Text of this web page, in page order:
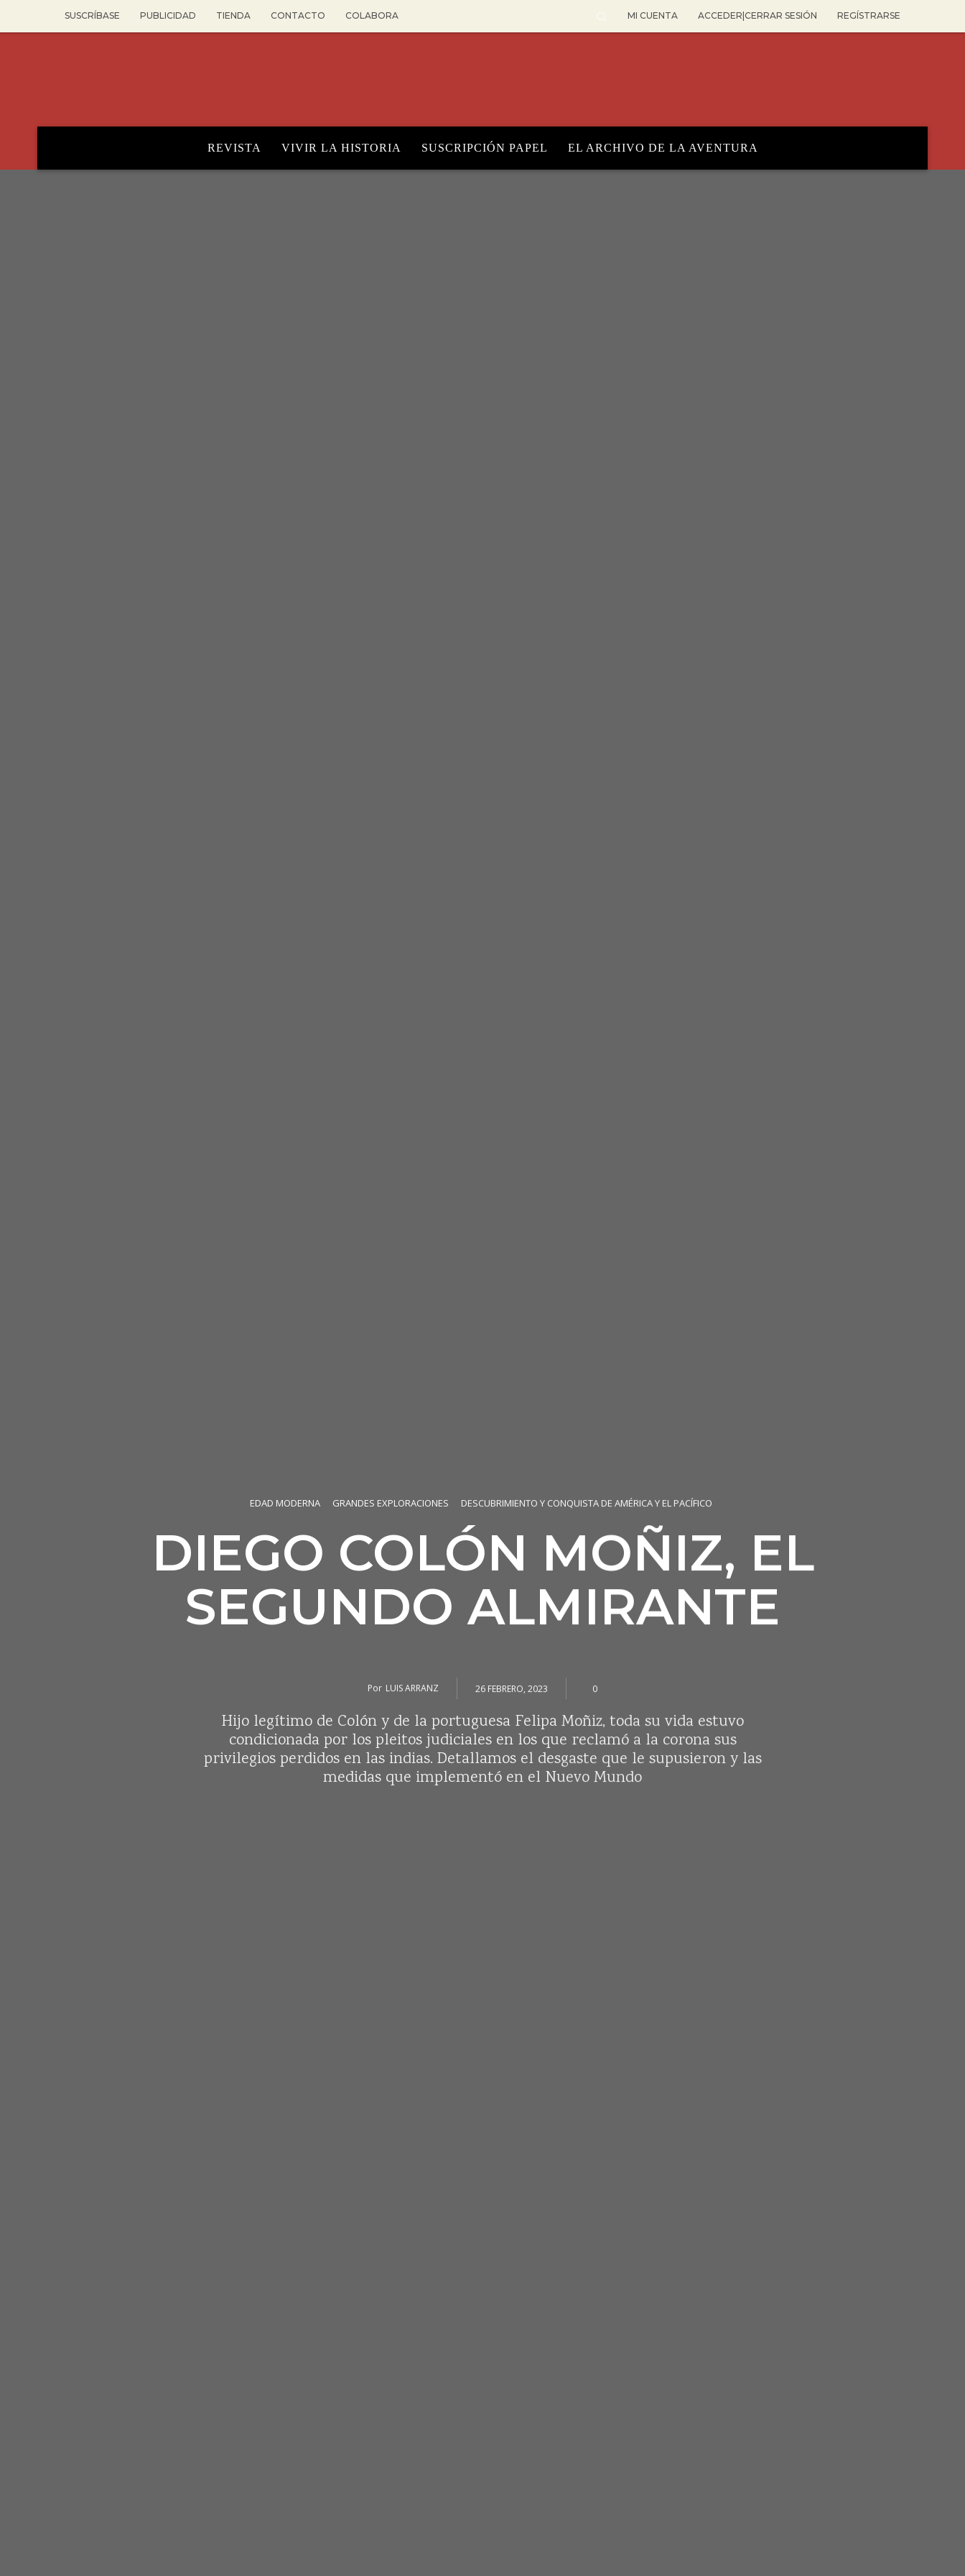
MI CUENTA ACCEDER|CERRAR SESIÓN REGÍSTRARSE
SUSCRÍBASE PUBLICIDAD TIENDA CONTACTO COLABORA
REVISTA VIVIR LA HISTORIA SUSCRIPCIÓN PAPEL EL ARCHIVO DE LA AVENTURA
EDAD MODERNA GRANDES EXPLORACIONES DESCUBRIMIENTO Y CONQUISTA DE AMÉRICA Y EL PACÍFICO
DIEGO COLÓN MOÑIZ, EL
SEGUNDO ALMIRANTE
Por LUIS ARRANZ 26 FEBRERO, 2023 0
Hijo legítimo de Colón y de la portuguesa Felipa Moñiz, toda su vida estuvo
condicionada por los pleitos judiciales en los que reclamó a la corona sus
privilegios perdidos en las indias. Detallamos el desgaste que le supusieron y las
medidas que implementó en el Nuevo Mundo